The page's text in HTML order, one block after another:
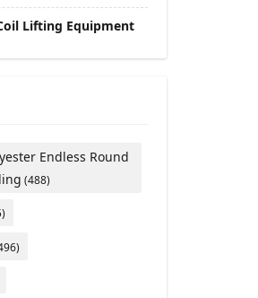
Lifting Equipment
Endless Round
(488)